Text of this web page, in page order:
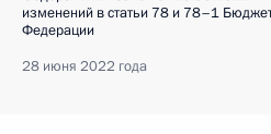
изменений в статьи 78 и 78–1
Федерации
28 июня 2022 года